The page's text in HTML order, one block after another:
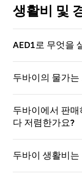
생활비 및
AED1로 무엇을
두바이의 물가
두바이에서 판
다 저렴한가요?
두바이 생활비